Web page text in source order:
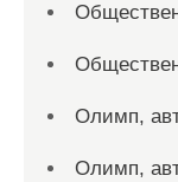
Олимп,
Олимп,